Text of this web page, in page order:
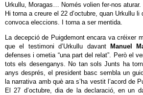
Urkullu, Moragas… Només volien fer-nos aturar.
Hi torna a creure el 22 d’octubre, quan Urkullu
convoca eleccions. I torna a ser mentida.
La decepció de Puigdemont encara va créixer
que el testimoni d’Urkullu davant
Manuel
defenses i ometia “una part del relat”. Però el
tots els desenganys. No tan sols Junts ha
anys després, el president basc sembla un
la narrativa amb què ara s’ha vestit l’acord de
El 27 d’octubre, dia de la declaració, en un